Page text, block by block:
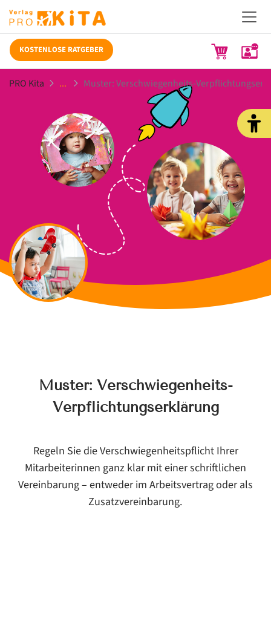
KOSTENLOSE RATGEBER
PRO Kita Muster: Verschwiegenheits-
Muster: Verschwiegenheits-
Verpflichtungserklärung
Regeln Sie die Verschwiegenheitspflicht Ihrer
Mitarbeiterinnen ganz klar mit einer schriftlichen
Vereinbarung – entweder im Arbeitsvertrag oder als
Zusatzvereinbarung.